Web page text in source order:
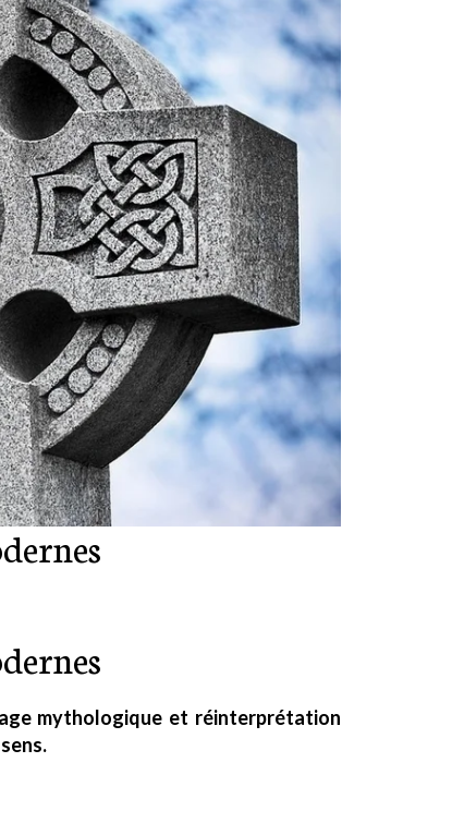
mythologique et réinterprétation